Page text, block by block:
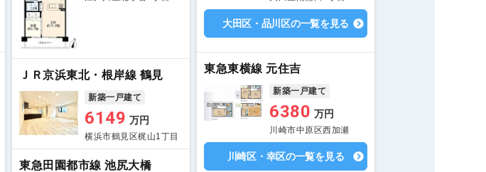
ＪＲ京浜東北・根岸線 鶴見
新築一戸建て
6149 万円
横浜市鶴見区梶山1丁目
東急田園都市線 池尻大橋
大田区・品川区の一覧を見る
東急東横線 元住吉
新築一戸建て
6380 万円
川崎市中原区西加瀬
川崎区・幸区の一覧を見る